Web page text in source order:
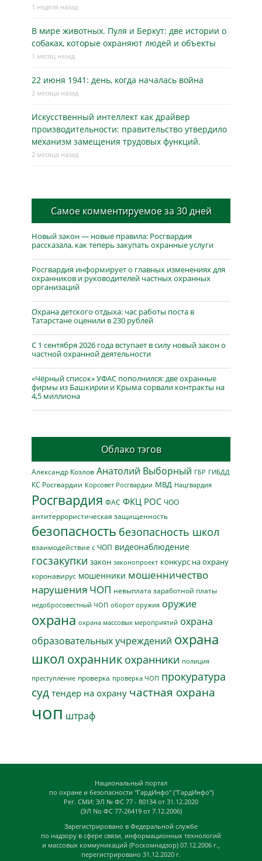
1 неделя назад
В мире животных. Пуля и Беркут: две истории о
собаках, которые охраняют людей и объекты
1 месяц назад
22 июня 1941: день, когда началась война
2 месяца назад
Искусственный интеллект как драйвер
производительности: правительство утвердило
механизм замещения трудовых функций.
2 месяца назад
Самое комментируемое за 30 дней
Новый закон — новые правила: Росгвардия
рассказала, как теперь закупать охранные услуги
Росгвардия информирует о главных изменениях для
охранников и руководителей частных охранных
организаций
Охрана детского отдыха: час работы поста в
Татарстане оценили в 230 рублей
С 1 сентября 2026 года вступает в силу новый закон о
частной охранной деятельности
«Чёрный список» УФАС пополнился: две охранные
фирмы из Башкирии и Крыма сорвали контракты на
4,5 миллиона
Облако тэгов
Александр Козлов Анатолий Выборный ГБР ГИБДД
КС Росгвардии Корсовет Росгвардии МВД Нацгвардия
Росгвардия ФАС ФКЦ РОС ЧОО
антитеррористическая защищенность
безопасность безопасность школ
взаимодействие с ЧОП видеонаблюдение
госзакупки закон законопроект конкурс на охрану
коронавирус мошенники мошенничество
нарушения ЧОП невыплата заработной платы
недобросовестный ЧОП оборот оружия оружие
охрана охрана массовых мероприятий охрана
образовательных учреждений охрана
школ охранник охранники полиция
преступление проверка проверка ЧОП прокуратура
суд тендер на охрану частная охрана
чоп штраф
Национальный портал
по охране и безопасности "ГардИнфо" ("ГардИнфо")
Рег. СМИ: ЭЛ № ФС 77 - 80134 от 31.12.2020
(ЭЛ No ФС 77-26419 от 7.12.2006)
Зарегистрировано в Федеральной службе
по надзору в сфере связи, информационных технологий
и массовых коммуникаций (Роскомнадзор) 07.12.2006 г.,
перегистрировано 31.12.2020 г.